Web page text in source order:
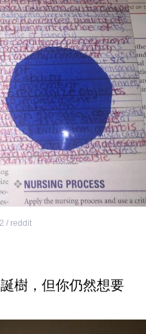
/ reddit
樹，但你仍然想要